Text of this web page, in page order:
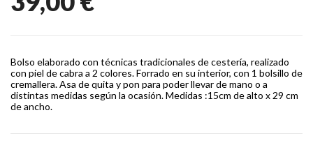
Bolso elaborado con técnicas tradicionales de cestería, realizado
con piel de cabra a 2 colores. Forrado en su interior, con 1 bolsillo de
cremallera. Asa de quita y pon para poder llevar de mano o a
distintas medidas según la ocasión. Medidas :15cm de alto x 29 cm
de ancho.